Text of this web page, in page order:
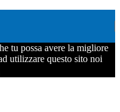
tu possa avere la migliore
utilizzare questo sito noi